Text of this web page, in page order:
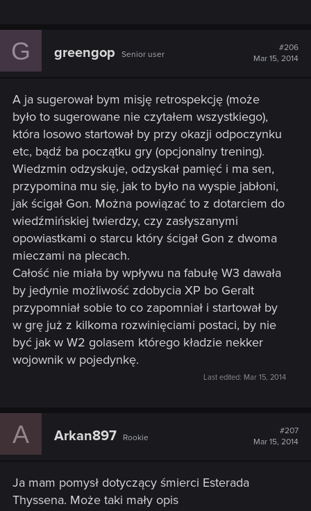
G greengop Senior user
#206
Mar 15, 2014
A ja sugerował bym misję retrospekcję (może
było to sugerowane nie czytałem wszystkiego),
która losowo startował by przy okazji odpoczynku
etc, bądź ba początku gry (opcjonalny trening).
Wiedzmin odzyskuje, odzyskał pamięć i ma sen,
przypomina mu się, jak to było na wyspie jabłoni,
jak ścigał Gon. Można powiązać to z dotarciem do
wiedźmińskiej twierdzy, czy zasłyszanymi
opowiastkami o starcu który ścigał Gon z dwoma
mieczami na plecach.
Całość nie miała by wpływu na fabułę W3 dawała
by jedynie możliwość zdobycia XP bo Geralt
przypomniał sobie to co zapomniał i startował by
w grę już z kilkoma rozwinięciami postaci, by nie
być jak w W2 golasem którego kładzie nekker
wojownik w pojedynkę.
Last edited: Mar 15, 2014
A Arkan897 Rookie
#207
Mar 15, 2014
Ja mam pomysł dotyczący śmierci Esterada
Thyssena. Może taki mały opis